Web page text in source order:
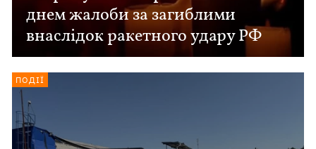
днем жалоби за загиблими
внаслідок ракетного удару РФ
ПОДІЇ